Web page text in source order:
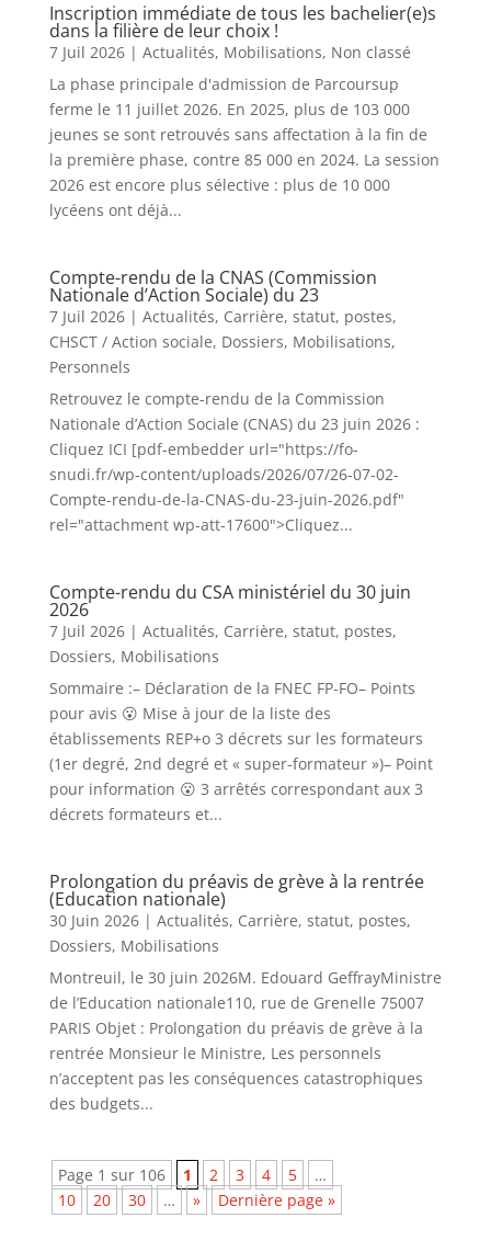
Inscription immédiate de tous les bachelier(e)s
dans la filière de leur choix !
7 Juil 2026| Actualités, Mobilisations, Non classé
La phase principale d'admission de Parcoursup
ferme le 11 juillet 2026. En 2025, plus de 103 000
jeunes se sont retrouvés sans affectation à la fin de
la première phase, contre 85 000 en 2024. La session
2026 est encore plus sélective : plus de 10 000
lycéens ont déjà...
Compte-rendu de la CNAS (Commission
Nationale d’Action Sociale) du 23
7 Juil 2026| Actualités, Carrière, statut, postes,
CHSCT / Action sociale, Dossiers, Mobilisations,
Personnels
Retrouvez le compte-rendu de la Commission
Nationale d’Action Sociale (CNAS) du 23 juin 2026 :
Cliquez ICI [pdf-embedder url="https://fo-
snudi.fr/wp-content/uploads/2026/07/26-07-02-
Compte-rendu-de-la-CNAS-du-23-juin-2026.pdf"
rel="attachment wp-att-17600">Cliquez...
Compte-rendu du CSA ministériel du 30 juin
2026
7 Juil 2026| Actualités, Carrière, statut, postes,
Dossiers, Mobilisations
Sommaire :– Déclaration de la FNEC FP-FO– Points
pour avis 😮 Mise à jour de la liste des
établissements REP+o 3 décrets sur les formateurs
(1er degré, 2nd degré et « super-formateur »)– Point
pour information 😮 3 arrêtés correspondant aux 3
décrets formateurs et...
Prolongation du préavis de grève à la rentrée
(Education nationale)
30 Juin 2026| Actualités, Carrière, statut, postes,
Dossiers, Mobilisations
Montreuil, le 30 juin 2026M. Edouard GeffrayMinistre
de l’Education nationale110, rue de Grenelle 75007
PARIS Objet : Prolongation du préavis de grève à la
rentrée Monsieur le Ministre, Les personnels
n’acceptent pas les conséquences catastrophiques
des budgets...
Page 1 sur 106 1 2 3 4 5
…
10
20 30 … » Dernière page »